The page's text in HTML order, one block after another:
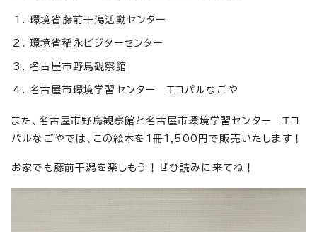
環境省藤前干潟活動センター
環境省稲永ビジターセンター
名古屋市野鳥観察館
名古屋市環境学習センター エコパルなごや
また、名古屋市野鳥観察館と名古屋市環境学習センター エコ
パルなごやでは、この絵本を1冊1,500円で販売いたします！
お家でも藤前干潟を楽しもう！ぜひ読みに来てね！